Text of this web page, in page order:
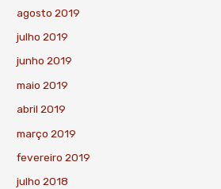
agosto 2019
julho 2019
junho 2019
maio 2019
abril 2019
março 2019
fevereiro 2019
julho 2018